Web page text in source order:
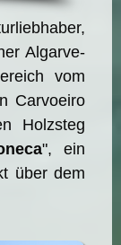
Algarve-
vom
Carvoeiro
Holzsteg
", ein
über dem